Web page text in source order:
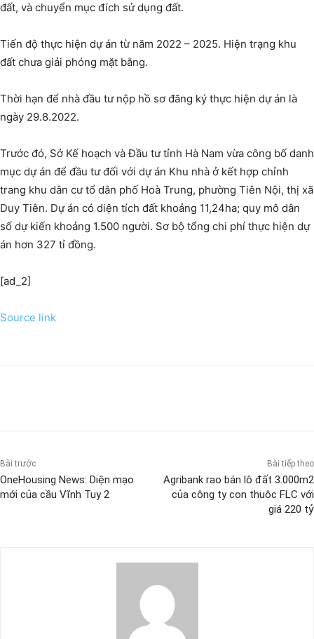
đất, và chuyển mục đích sử dụng đất.
Tiến độ thực hiện dự án từ năm 2022 – 2025. Hiện trạng khu
đất chưa giải phóng mặt bằng.
Thời hạn để nhà đầu tư nộp hồ sơ đăng ký thực hiện dự án là
ngày 29.8.2022.
Trước đó, Sở Kế hoạch và Đầu tư tỉnh Hà Nam vừa công bố danh
mục dự án để đầu tư đối với dự án Khu nhà ở kết hợp chỉnh
trang khu dân cư tổ dân phố Hoà Trung, phường Tiên Nội, thị xã
Duy Tiên. Dự án có diện tích đất khoảng 11,24ha; quy mô dân
số dự kiến khoảng 1.500 người. Sơ bộ tổng chi phí thực hiện dự
án hơn 327 tỉ đồng.
[ad_2]
Source link
Bài trước
OneHousing News: Diện mạo
mới của cầu Vĩnh Tuy 2
Bài tiếp theo
Agribank rao bán lô đất 3.000m2
của công ty con thuộc FLC với
giá 220 tỷ